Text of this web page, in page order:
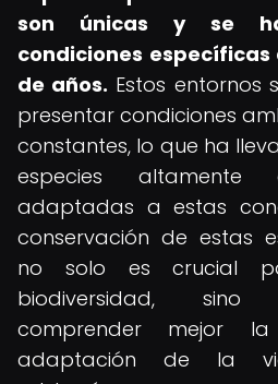
son únicas y se
condiciones
de años. Estos entornos
presentar condiciones
constantes, lo que ha
especies altamente
adaptadas a estas
conservación de estas
no solo es crucial
biodiversidad,
comprender mejor
adaptación de la